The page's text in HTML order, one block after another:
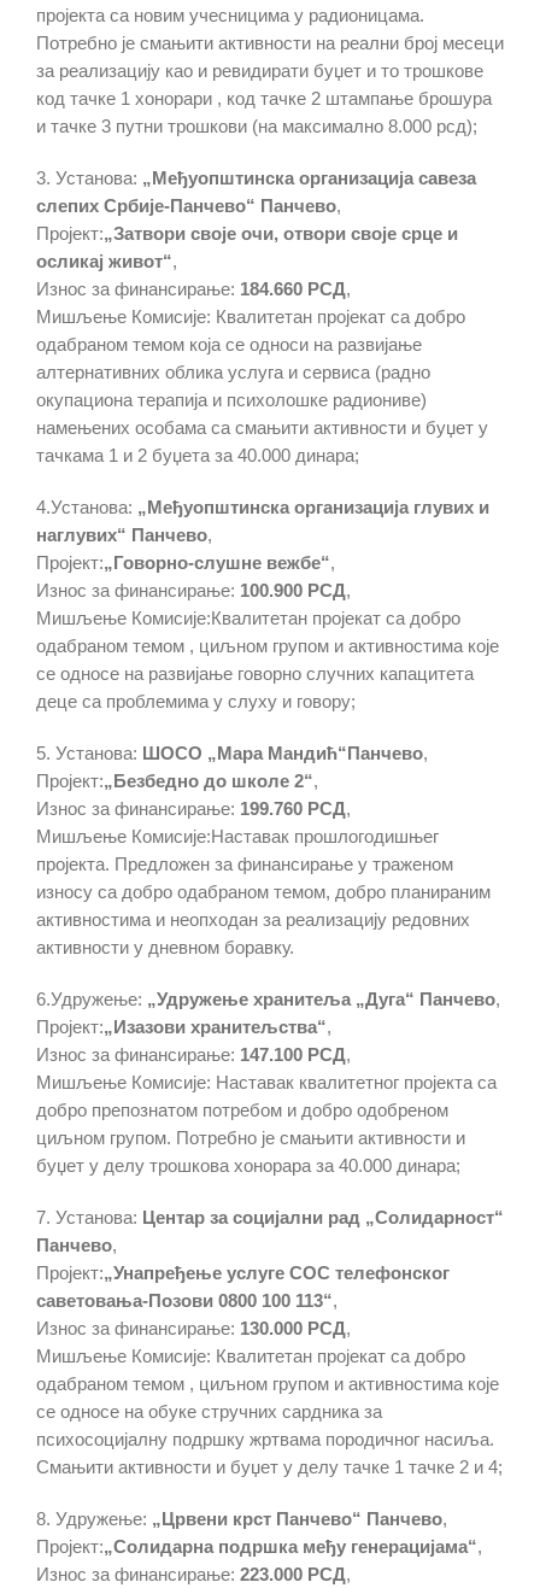
пројекта са новим учесницима у радионицама.
Потребно је смањити активности на реални број месеци
за реализацију као и ревидирати буџет и то трошкове
код тачке 1 хонорари , код тачке 2 штампање брошура
и тачке 3 путни трошкови (на максимално 8.000 рсд);
3. Установа: „Међуопштинска организација савеза
слепих Србије-Панчево“ Панчево,
Пројект:„Затвори своје очи, отвори своје срце и
осликај живот“,
Износ за финансирање: 184.660 РСД,
Мишљење Комисије: Квалитетан пројекат са добро
одабраном темом која се односи на развијање
алтернативних облика услуга и сервиса (радно
окупациона терапија и психолошке радиониве)
намењених особама са смањити активности и буџет у
тачкама 1 и 2 буџета за 40.000 динара;
4.Установа: „Међуопштинска организација глувих и
наглувих“ Панчево,
Пројект:„Говорно-слушне вежбе“,
Износ за финансирање: 100.900 РСД,
Мишљење Комисије:Квалитетан пројекат са добро
одабраном темом , циљном групом и активностима које
се односе на развијање говорно случних капацитета
деце са проблемима у слуху и говору;
5. Установа: ШОСО „Мара Мандић“Панчево,
Пројект:„Безбедно до школе 2“,
Износ за финансирање: 199.760 РСД,
Мишљење Комисије:Наставак прошлогодишњег
пројекта. Предложен за финансирање у траженом
износу са добро одабраном темом, добро планираним
активностима и неопходан за реализацију редовних
активности у дневном боравку.
6.Удружење: „Удружење хранитеља „Дуга“ Панчево,
Пројект:„Изазови хранитељства“,
Износ за финансирање: 147.100 РСД,
Мишљење Комисије: Наставак квалитетног пројекта са
добро препознатом потребом и добро одобреном
циљном групом. Потребно је смањити активности и
буџет у делу трошкова хонорара за 40.000 динара;
7. Установа: Центар за социјални рад „Солидарност“
Панчево,
Пројект:„Унапређење услуге СОС телефонског
саветовања-Позови 0800 100 113“,
Износ за финансирање: 130.000 РСД,
Мишљење Комисије: Квалитетан пројекат са добро
одабраном темом , циљном групом и активностима које
се односе на обуке стручних сардника за
психосоцијалну подршку жртвама породичног насиља.
Смањити активности и буџет у делу тачке 1 тачке 2 и 4;
8. Удружење: „Црвени крст Панчево“ Панчево,
Пројект:„Солидарна подршка међу генерацијама“,
Износ за финансирање: 223.000 РСД,